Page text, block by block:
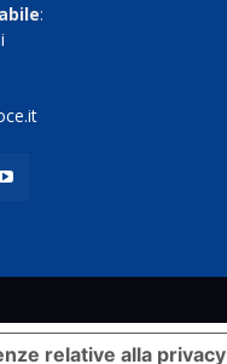
:
relative alla privacy